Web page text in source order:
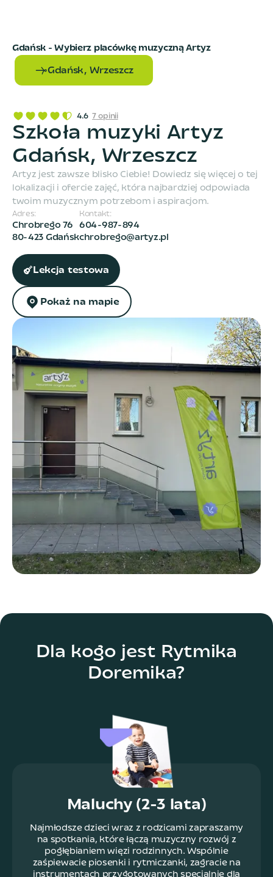
Gdańsk - Wybierz placówkę muzyczną Artyz
Gdańsk, Wrzeszcz
4.6 7opinii
Szkoła muzyki Artyz
Gdańsk, Wrzeszcz
Artyz jest zawsze blisko Ciebie! Dowiedz się więcej o tej
lokalizacji i ofercie zajęć, która najbardziej odpowiada
twoim muzycznym potrzebom i aspiracjom.
Adres:
Chrobrego 76
80-423 Gdańsk
Kontakt:
604-987-894
chrobrego@artyz.pl
Lekcja testowa
Pokaż na mapie
Dla kogo jest Rytmika
Doremika?
Maluchy (2-3 lata)
Najmłodsze dzieci wraz z rodzicami zapraszamy
na spotkania, które łączą muzyczny rozwój z
pogłębianiem więzi rodzinnych. Wspólnie
zaśpiewacie piosenki i rytmiczanki, zagracie na
instrumentach przygotowanych specjalnie dla